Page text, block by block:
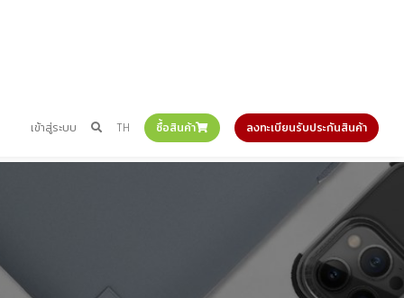
เข้าสู่ระบบ TH ซื้อสินค้า ลงทะเบียนรับประกันสินค้า